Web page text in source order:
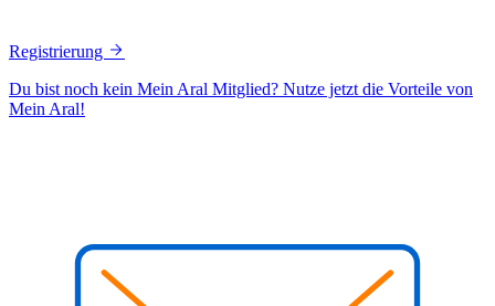
Registrierung
Du bist noch kein Mein Aral Mitglied? Nutze jetzt die Vorteile von
Mein Aral!